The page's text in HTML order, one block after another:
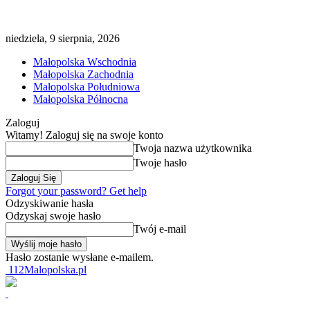
niedziela, 9 sierpnia, 2026
Małopolska Wschodnia
Małopolska Zachodnia
Małopolska Południowa
Małopolska Północna
Zaloguj
Witamy! Zaloguj się na swoje konto
Twoja nazwa użytkownika
Twoje hasło
Forgot your password? Get help
Odzyskiwanie hasła
Odzyskaj swoje hasło
Twój e-mail
Hasło zostanie wysłane e-mailem.
112Malopolska.pl